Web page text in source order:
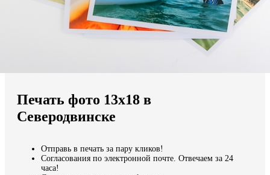
Мы доставляем по всему миру
Продолжить без города
Печать фото 13х18 в
Северодвинске
Отправь в печать за пару кликов!
Согласования по электронной почте. Отвечаем за 24
часа!